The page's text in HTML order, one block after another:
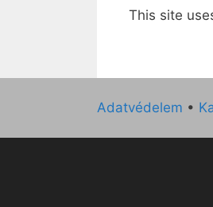
This site
Adatvédelem •